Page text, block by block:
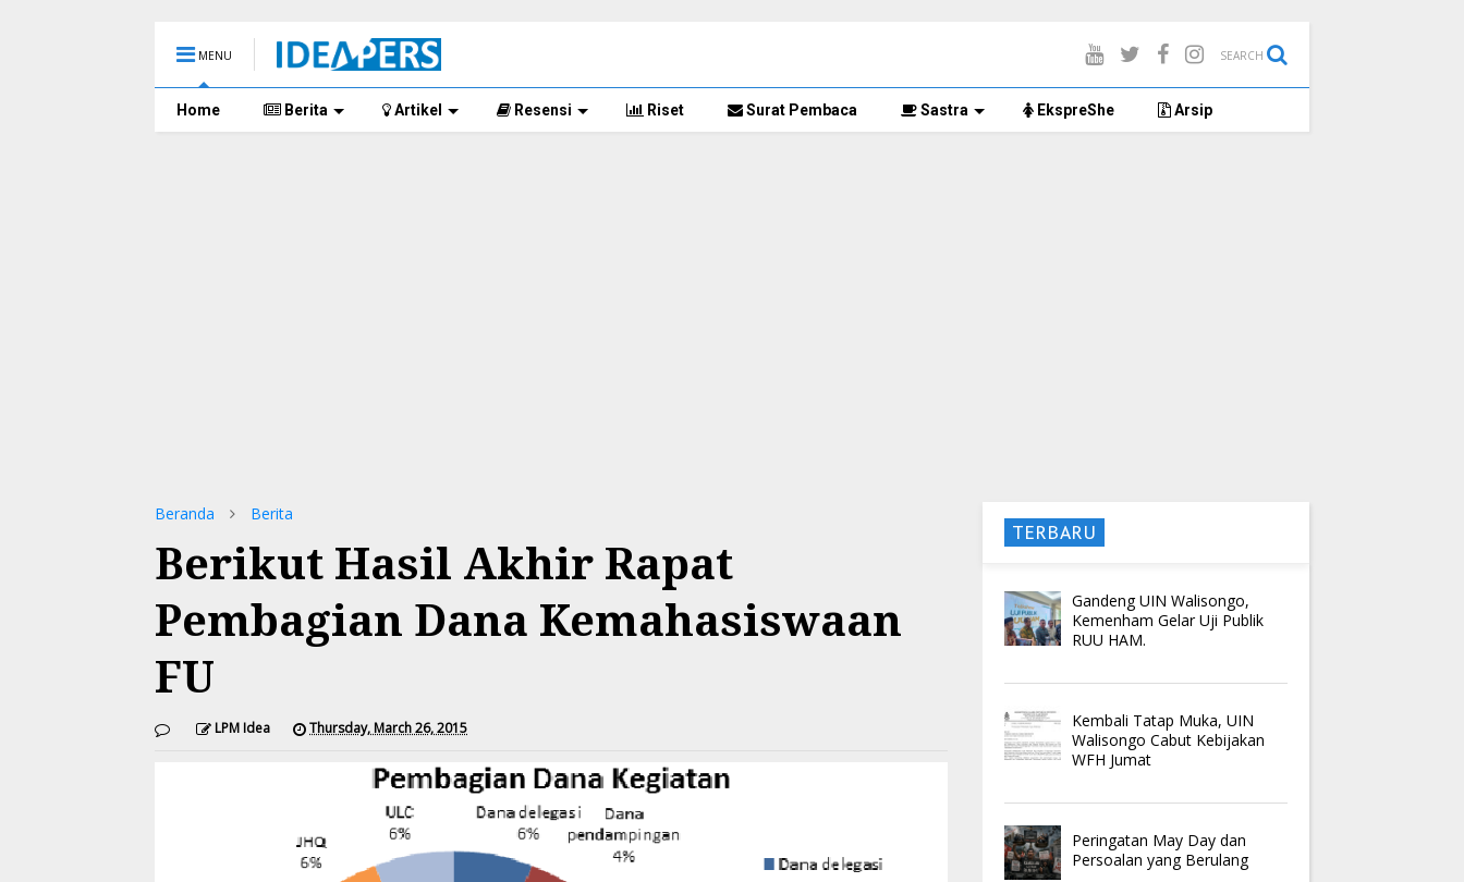
MENU SEARCH
Home Berita Artikel Resensi Riset Surat Pembaca Sastra EkspreShe Arsip
Beranda Berita
Berikut Hasil Akhir Rapat
Pembagian Dana Kemahasiswaan
FU
LPM Idea Thursday, March 26, 2015
TERBARU
Gandeng UIN Walisongo,
Kemenham Gelar Uji Publik
RUU HAM.
Kembali Tatap Muka, UIN
Walisongo Cabut Kebijakan
WFH Jumat
Peringatan May Day dan
Persoalan yang Berulang